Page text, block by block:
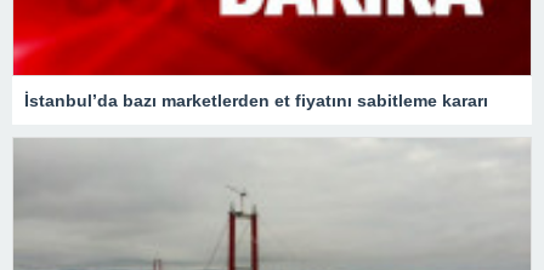
İstanbul’da bazı marketlerden et fiyatını sabitleme kararı